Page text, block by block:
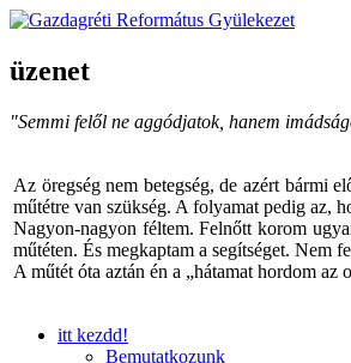
üzenet
"Semmi felől ne aggódjatok, hanem
Az öregség nem betegség, de azért bármi
műtétre van szükség. A folyamat pedig az,
Nagyon-nagyon féltem. Felnőtt korom
műtéten. És megkaptam a segítséget. Nem
A műtét óta aztán én a „hátamat hordom az
itt kezdd!
Bemutatkozunk